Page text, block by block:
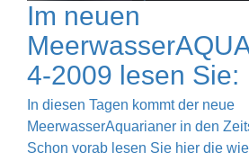
Im neuen
4-2009 lesen Sie:
In diesen Tagen kommt der neue
MeerwasserAquarianer in den
Schon vorab lesen Sie hier die